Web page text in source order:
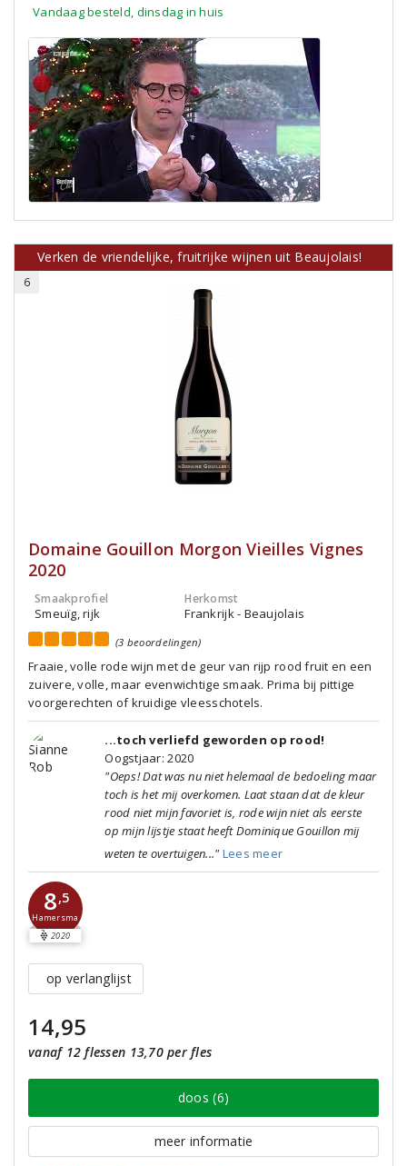
Vandaag besteld, dinsdag in huis
Verken de vriendelijke, fruitrijke wijnen uit Beaujolais!
6
Domaine Gouillon Morgon Vieilles Vignes
2020
Smaakprofiel
Smeuïg, rijk
Herkomst
Frankrijk - Beaujolais
(3 beoordelingen)
Fraaie, volle rode wijn met de geur van rijp rood fruit en een
zuivere, volle, maar evenwichtige smaak. Prima bij pittige
voorgerechten of kruidige vleesschotels.
...toch verliefd geworden op rood!
Oogstjaar: 2020
"Oeps! Dat was nu niet helemaal de bedoeling maar
toch is het mij overkomen. Laat staan dat de kleur
rood niet mijn favoriet is, rode wijn niet als eerste
op mijn lijstje staat heeft Dominique Gouillon mij
weten te overtuigen..." Lees meer
8,5
Hamersma
2020
op verlanglijst
14,95
vanaf 12 flessen 13,70 per fles
doos (6)
meer informatie